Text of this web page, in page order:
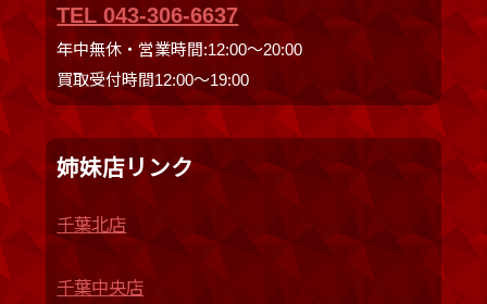
TEL 043-306-6637
年中無休・営業時間:12:00〜20:00
買取受付時間12:00〜19:00
姉妹店リンク
千葉北店
千葉中央店